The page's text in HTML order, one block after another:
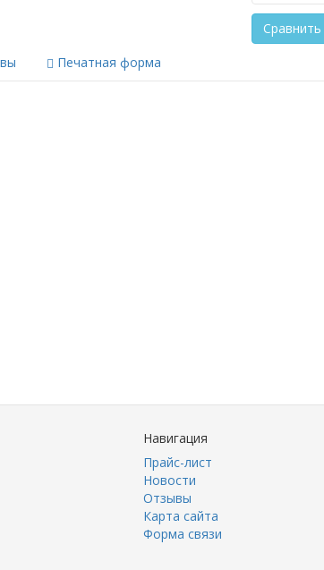
Сравнить
Печатная форма
Навигация
Прайс-лист
Новости
Отзывы
Карта сайта
Форма связи